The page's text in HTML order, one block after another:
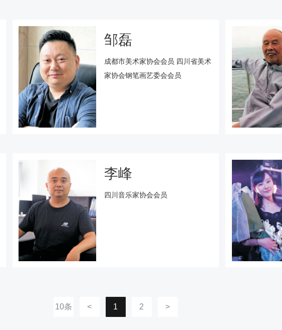
邹磊
成都市美术家协会会员 四川省美术
家协会钢笔画艺委会会员
李峰
四川音乐家协会会员
10条 < 1 2 >